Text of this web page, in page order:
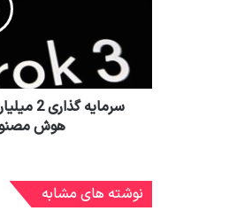
سرمایه
هوش
نوشته های مشابه